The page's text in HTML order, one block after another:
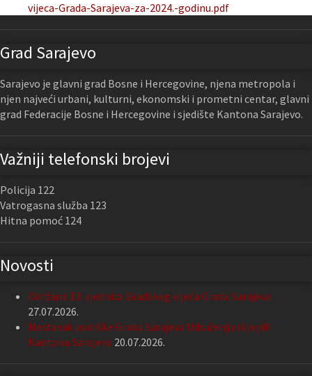
vijeca-Grada-Sarajeva-za-2024.-godinu.pdf
Grad Sarajevo
Sarajevo je glavni grad Bosne i Hercegovine, njena metropola i
njen najveći urbani, kulturni, ekonomski i prometni centar, glavni
grad Federacije Bosne i Hercegovine i sjedište Kantona Sarajevo.
Važniji telefonski brojevi
Policija 122
Vatrogasna služba 123
Hitna pomoć 124
Novosti
Održana 13. sjednica Gradskog vijeća Grada Sarajeva
27.07.2026.
Nastavak podrške Grada Sarajeva Udruženju slijepih
Kantona Sarajevo 20.07.2026.